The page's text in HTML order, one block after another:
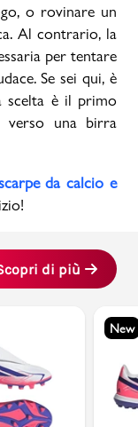
o rovinare un
Al contrario, la
per tentare
Se sei qui, è
scelta è il primo
verso una birra
da calcio e
di più
New